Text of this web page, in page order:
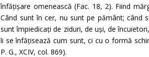
înfățișare omenească (Fac. 18, 2). Fiind
Când sunt în cer, nu sunt pe pământ; când
sunt împiedicați de ziduri, de uși, de
li se înfățisează cum sunt, ci cu o formă
P. G., XCIV, col. 869).